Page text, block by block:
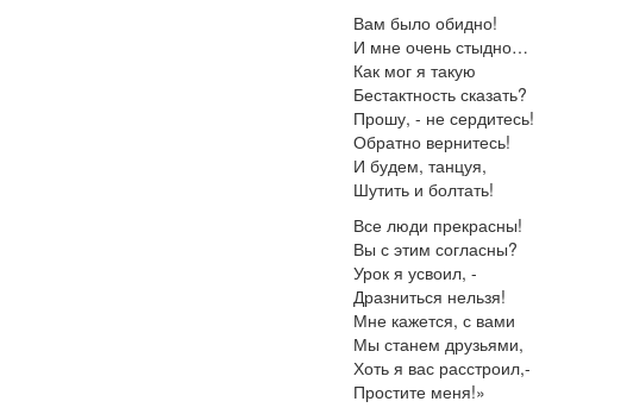
Вам было обидно!
И мне очень стыдно…
Как мог я такую
Бестактность сказать?
Прошу, - не сердитесь!
Обратно вернитесь!
И будем, танцуя,
Шутить и болтать!
Все люди прекрасны!
Вы с этим согласны?
Урок я усвоил, -
Дразниться нельзя!
Мне кажется, с вами
Мы станем друзьями,
Хоть я вас расстроил,-
Простите меня!»